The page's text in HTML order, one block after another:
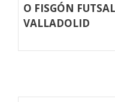
O FISGÓN
VALLADOLID